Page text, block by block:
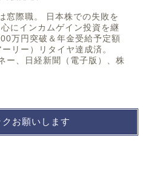
窓際職。 日本株での失敗を
にインカムゲイン投資を継
万円突破＆年金受給予定額
リー）リタイヤ達成済。
ー、日経新聞（電子版）、株
お願いします